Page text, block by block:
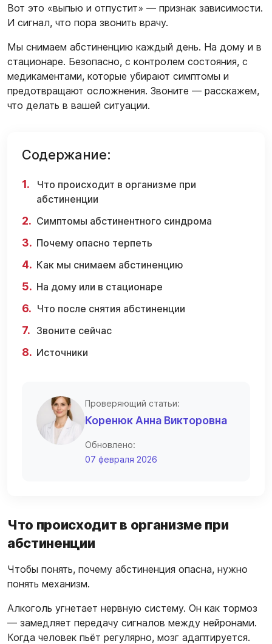
Вот это «выпью и отпустит» — признак зависимости.
И сигнал, что пора звонить врачу.
Мы снимаем абстиненцию каждый день. На дому и в
стационаре. Безопасно, с контролем состояния, с
медикаментами, которые убирают симптомы и
предотвращают осложнения. Звоните — расскажем,
что делать в вашей ситуации.
Содержание:
Что происходит в организме при
абстиненции
Симптомы абстинентного синдрома
Почему опасно терпеть
Как мы снимаем абстиненцию
На дому или в стационаре
Что после снятия абстиненции
Звоните сейчас
Источники
Проверяющий статьи:
Коренюк Анна Викторовна
Обновлено:
07 февраля 2026
Что происходит в организме при
абстиненции
Чтобы понять, почему абстиненция опасна, нужно
понять механизм.
Алкоголь угнетает нервную систему. Он как тормоз
— замедляет передачу сигналов между нейронами.
Когда человек пьёт регулярно, мозг адаптируется.